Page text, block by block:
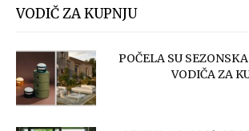
VODIČ ZA KUPNJU
POČELA SU
VODIČA ZA